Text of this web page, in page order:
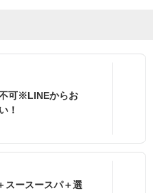
可※LINEからお
！
スースースパ＋選